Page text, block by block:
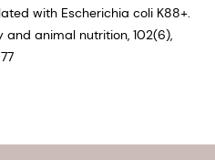
with Escherichia coli K88+.
animal nutrition, 102(6),